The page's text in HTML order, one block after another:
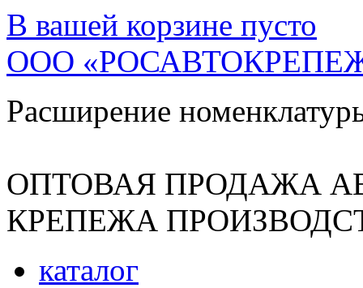
В вашей корзине пусто
ООО
Расширение
ОПТОВАЯ ПРОДАЖА
КРЕПЕЖА
каталог